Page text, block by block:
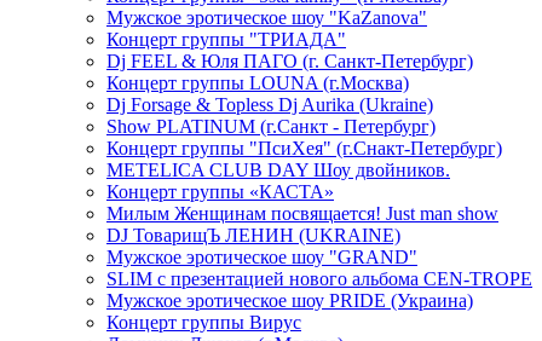
Мужское эротическое шоу "KaZanova"
Концерт группы "ТРИАДА"
Dj FEEL & Юля ПАГО (г. Санкт-Петербург)
Концерт группы LOUNA (г.Москва)
Dj Forsage & Topless Dj Aurika (Ukraine)
Show PLATINUM (г.Санкт - Петербург)
Концерт группы "ПсиХея" (г.Снакт-Петербург)
METELICA CLUB DAY Шоу двойников.
Концерт группы «КАСТА»
Милым Женщинам посвящается! Just man show
DJ ТоварищЪ ЛЕНИН (UKRAINE)
Мужское эротическое шоу "GRAND"
SLIM с презентацией нового альбома CEN-TROPE
Мужское эротическое шоу PRIDE (Украина)
Концерт группы Вирус